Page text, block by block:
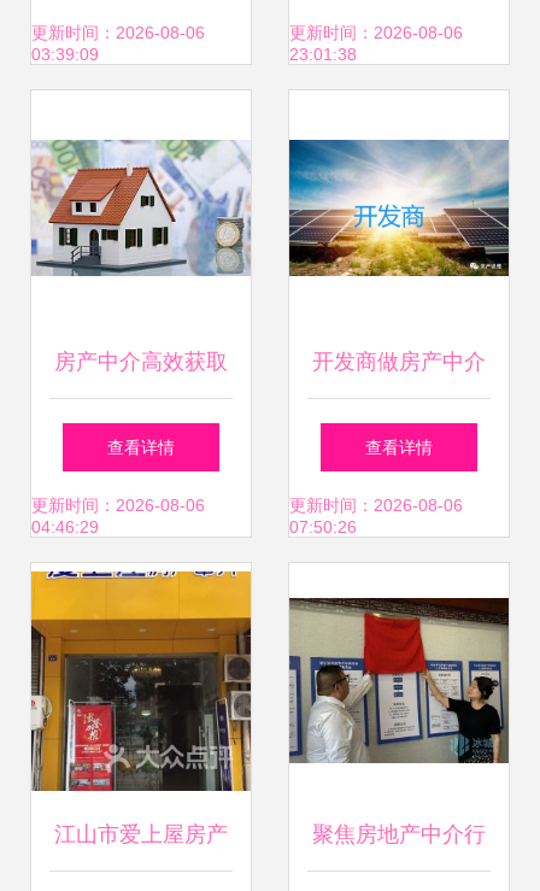
直销，实惠宜居好
更新时间：2026-08-06
03:39:09
更新时间：2026-08-06
23:01:38
房产中介高效获取
租客的客户开发指
南
查看详情
更新时间：2026-08-06
04:46:29
开发商做房产中介
分一杯羹的新赛
道，还是闹着玩的
查看详情
更新时间：2026-08-06
07:50:26
江山市爱上屋房产 聚焦房地产中介行